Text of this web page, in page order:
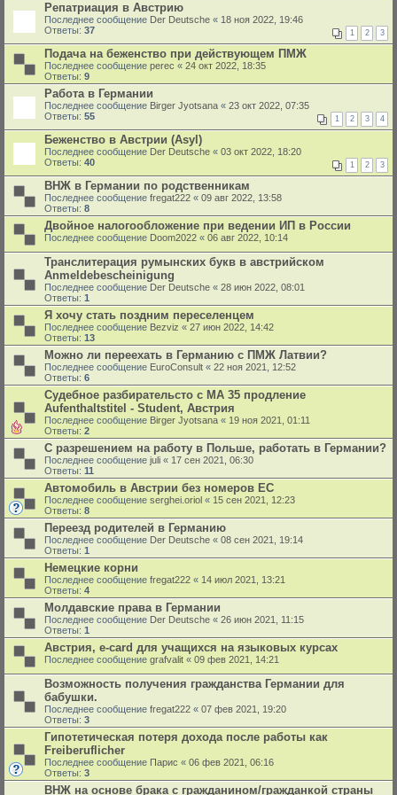
Репатриация в Австрию
Последнее сообщение Der Deutsche « 18 ноя 2022, 19:46
Ответы: 37 1 2 3
Подача на беженство при действующем ПМЖ
Последнее сообщение perec « 24 окт 2022, 18:35
Ответы: 9
Работа в Германии
Последнее сообщение Birger Jyotsana « 23 окт 2022, 07:35
Ответы: 55 1 2 3 4
Беженство в Австрии (Asyl)
Последнее сообщение Der Deutsche « 03 окт 2022, 18:20
Ответы: 40 1 2 3
ВНЖ в Германии по родственникам
Последнее сообщение fregat222 « 09 авг 2022, 13:58
Ответы: 8
Двойное налогообложение при ведении ИП в России
Последнее сообщение Doom2022 « 06 авг 2022, 10:14
Транслитерация румынских букв в австрийском
Anmeldebescheinigung
Последнее сообщение Der Deutsche « 28 июн 2022, 08:01
Ответы: 1
Я хочу стать поздним переселенцем
Последнее сообщение Bezviz « 27 июн 2022, 14:42
Ответы: 13
Можно ли переехать в Германию с ПМЖ Латвии?
Последнее сообщение EuroConsult « 22 ноя 2021, 12:52
Ответы: 6
Судебное разбирательсто с MA 35 продление
Aufenthaltstitel - Student, Австрия
Последнее сообщение Birger Jyotsana « 19 ноя 2021, 01:11
Ответы: 2
С разрешением на работу в Польше, работать в Германии?
Последнее сообщение juli « 17 сен 2021, 06:30
Ответы: 11
Автомобиль в Австрии без номеров ЕС
Последнее сообщение serghei.oriol « 15 сен 2021, 12:23
Ответы: 8
Переезд родителей в Германию
Последнее сообщение Der Deutsche « 08 сен 2021, 19:14
Ответы: 1
Немецкие корни
Последнее сообщение fregat222 « 14 июл 2021, 13:21
Ответы: 4
Молдавские права в Германии
Последнее сообщение Der Deutsche « 26 июн 2021, 11:15
Ответы: 1
Австрия, e-card для учащихся на языковых курсах
Последнее сообщение grafvalit « 09 фев 2021, 14:21
Возможность получения гражданства Германии для
бабушки.
Последнее сообщение fregat222 « 07 фев 2021, 19:20
Ответы: 3
Гипотетическая потеря дохода после работы как
Freiberuflicher
Последнее сообщение Парис « 06 фев 2021, 06:16
Ответы: 3
ВНЖ на основе брака с гражданином/гражданкой страны